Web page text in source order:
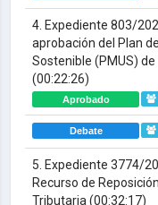
4. Expediente 803/
aprobación del Plan
Sostenible (PMUS)
(00:22:26)
Aprobado
Debate
5. Expediente 3774/
Recurso de
Tributaria (00:32:17)